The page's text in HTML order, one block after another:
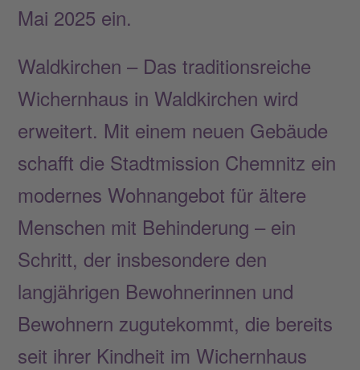
Mai 2025 ein.
Waldkirchen – Das traditionsreiche
Wichernhaus in Waldkirchen wird
erweitert. Mit einem neuen Gebäude
schafft die Stadtmission Chemnitz ein
modernes Wohnangebot für ältere
Menschen mit Behinderung – ein
Schritt, der insbesondere den
langjährigen Bewohnerinnen und
Bewohnern zugutekommt, die bereits
seit ihrer Kindheit im Wichernhaus